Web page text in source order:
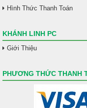
Hình Thức Thanh Toán
KHÁNH LINH PC
Giới Thiệu
PHƯƠNG THỨC THANH